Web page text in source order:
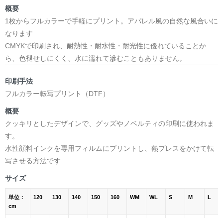
概要
1枚からフルカラーで手軽にプリント。アパレル風の自然な風合いに
なります
CMYKで印刷され、耐熱性・耐水性・耐光性に優れていることか
ら、色褪せしにくく、水に濡れて滲むこともありません。
印刷手法
フルカラー転写プリント（DTF）
概要
クッキリとしたデザインで、グッズやノベルティの印刷に使われま
す。
水性顔料インクを専用フィルムにプリントし、熱プレスをかけて転
写させる方法です
サイズ
単位：
cm
120 130 140 150 160 WM WL S M L